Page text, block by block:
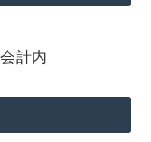
計内